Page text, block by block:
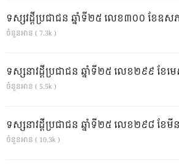
ទស្សវដ្តីប្រជាជន ឆ្នាំទី២៥ លេខ៣០០ ខែឧស
ចំនួនអាន ( 7.3k )
ទស្សនាវដ្ដីប្រជាជន ឆ្នាំទី២៥ លេខ២៩៩ ខែម
ចំនួនអាន ( 5.5k )
ទស្សនាវដ្ដីប្រជាជន ឆ្នាំទី២៥ លេខ២៩៨ ខែមី
ចំនួនអាន ( 10.3k )